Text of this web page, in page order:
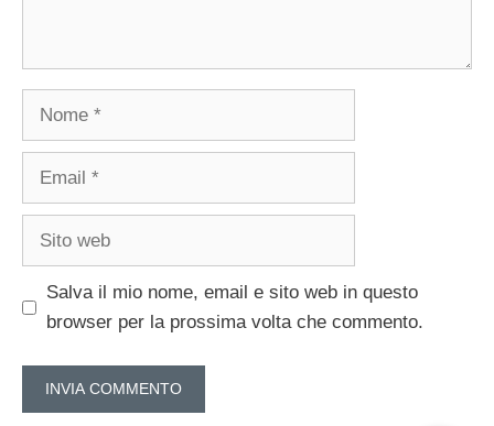
Nome
Email
Sito
Salva il mio nome, email e sito web in questo
browser per la prossima volta che commento.